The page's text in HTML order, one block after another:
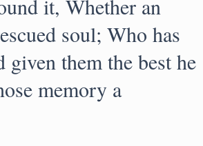
it, Whether an
soul; Who has
given them the best he
memory a